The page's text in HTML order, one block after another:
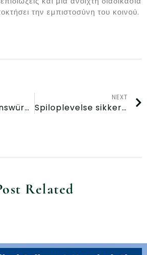
την εμπιστοσύνη του κοινού.
Das vertrauenswürdige Casino für ernsthafte Slot-Fans in Deutschland ist Lucky Dreams Casino
NEXT
Spiloplevelse sikkert og trygt på Verde Casino i Danmark
Related